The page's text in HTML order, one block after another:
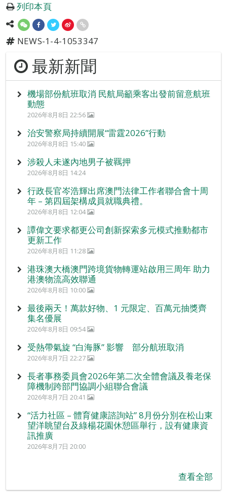
列印本頁
NEWS-1-4-1053347
最新新聞
機場部份航班取消 民航局籲乘客出發前留意航班
動態
2026年8月8日 22:56
治安警察局持續開展“雷霆2026”行動
2026年8月8日 15:40
涉殺人未遂內地男子被羈押
2026年8月8日 14:24
行政長官岑浩輝出席澳門法律工作者聯合會十周
年 – 第四屆架構成員就職典禮。
2026年8月8日 12:04
譚偉文要求都更公司創新探索多元模式推動都市
更新工作
2026年8月8日 11:28
港珠澳大橋澳門跨境貨物轉運站啟用三周年 助力
港澳物流高效聯通
2026年8月8日 10:00
最後兩天！萬款好物、1 元限定、百萬元抽獎齊
集名優展
2026年8月8日 09:54
受熱帶氣旋 “白海豚” 影響 部分航班取消
2026年8月7日 22:27
長者事務委員會2026年第二次全體會議及養老保
障機制跨部門協調小組聯合會議
2026年8月7日 20:41
“活力社區 – 體育健康諮詢站” 8月份分別在松山東
望洋眺望台及綠楊花園休憩區舉行，設有健康資
訊推廣
2026年8月7日 20:00
查看全部